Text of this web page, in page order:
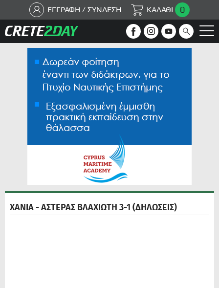
ΕΓΓΡΑΦΗ / ΣΥΝΔΕΣΗ ΚΑΛΑΘΙ 0
ΧΑΝΙΑ - ΑΣΤΕΡΑΣ ΒΛΑΧΙΩΤΗ 3-1 (ΔΗΛΩΣΕΙΣ)